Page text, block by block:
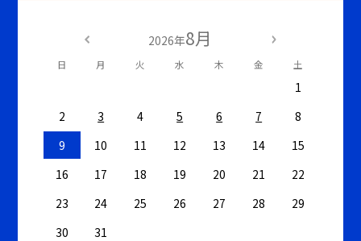
2026年8月
日 月 火 水 木 金 土
1
2
3 4 5 6 7
8
9
10 11 12 13 14
15
16
17 18 19 20 21
22
23
24 25 26 27 28
29
30
31